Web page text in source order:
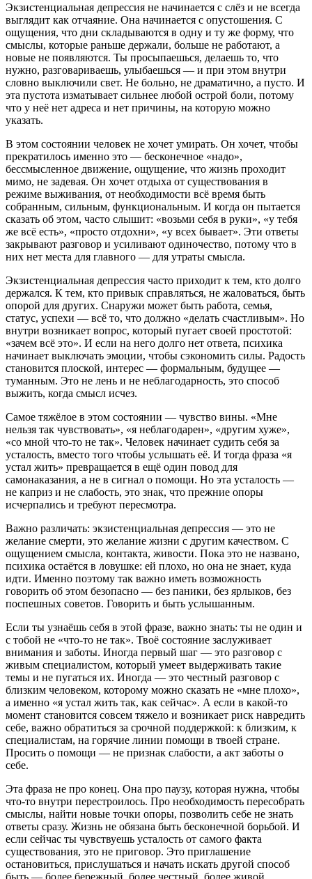
Экзистенциальная депрессия не начинается с слёз и не всегда
выглядит как отчаяние. Она начинается с опустошения. С
ощущения, что дни складываются в одну и ту же форму, что
смыслы, которые раньше держали, больше не работают, а
новые не появляются. Ты просыпаешься, делаешь то, что
нужно, разговариваешь, улыбаешься — и при этом внутри
словно выключили свет. Не больно, не драматично, а пусто. И
эта пустота изматывает сильнее любой острой боли, потому
что у неё нет адреса и нет причины, на которую можно
указать.
В этом состоянии человек не хочет умирать. Он хочет, чтобы
прекратилось именно это — бесконечное «надо»,
бессмысленное движение, ощущение, что жизнь проходит
мимо, не задевая. Он хочет отдыха от существования в
режиме выживания, от необходимости всё время быть
собранным, сильным, функциональным. И когда он пытается
сказать об этом, часто слышит: «возьми себя в руки», «у тебя
же всё есть», «просто отдохни», «у всех бывает». Эти ответы
закрывают разговор и усиливают одиночество, потому что в
них нет места для главного — для утраты смысла.
Экзистенциальная депрессия часто приходит к тем, кто долго
держался. К тем, кто привык справляться, не жаловаться, быть
опорой для других. Снаружи может быть работа, семья,
статус, успехи — всё то, что должно «делать счастливым». Но
внутри возникает вопрос, который пугает своей простотой:
«зачем всё это». И если на него долго нет ответа, психика
начинает выключать эмоции, чтобы сэкономить силы. Радость
становится плоской, интерес — формальным, будущее —
туманным. Это не лень и не неблагодарность, это способ
выжить, когда смысл исчез.
Самое тяжёлое в этом состоянии — чувство вины. «Мне
нельзя так чувствовать», «я неблагодарен», «другим хуже»,
«со мной что-то не так». Человек начинает судить себя за
усталость, вместо того чтобы услышать её. И тогда фраза «я
устал жить» превращается в ещё один повод для
самонаказания, а не в сигнал о помощи. Но эта усталость —
не каприз и не слабость, это знак, что прежние опоры
исчерпались и требуют пересмотра.
Важно различать: экзистенциальная депрессия — это не
желание смерти, это желание жизни с другим качеством. С
ощущением смысла, контакта, живости. Пока это не названо,
психика остаётся в ловушке: ей плохо, но она не знает, куда
идти. Именно поэтому так важно иметь возможность
говорить об этом безопасно — без паники, без ярлыков, без
поспешных советов. Говорить и быть услышанным.
Если ты узнаёшь себя в этой фразе, важно знать: ты не один и
с тобой не «что-то не так». Твоё состояние заслуживает
внимания и заботы. Иногда первый шаг — это разговор с
живым специалистом, который умеет выдерживать такие
темы и не пугаться их. Иногда — это честный разговор с
близким человеком, которому можно сказать не «мне плохо»,
а именно «я устал жить так, как сейчас». А если в какой-то
момент становится совсем тяжело и возникает риск навредить
себе, важно обратиться за срочной поддержкой: к близким, к
специалистам, на горячие линии помощи в твоей стране.
Просить о помощи — не признак слабости, а акт заботы о
себе.
Эта фраза не про конец. Она про паузу, которая нужна, чтобы
что-то внутри перестроилось. Про необходимость пересобрать
смыслы, найти новые точки опоры, позволить себе не знать
ответы сразу. Жизнь не обязана быть бесконечной борьбой. И
если сейчас ты чувствуешь усталость от самого факта
существования, это не приговор. Это приглашение
остановиться, прислушаться и начать искать другой способ
быть — более бережный, более честный, более живой.